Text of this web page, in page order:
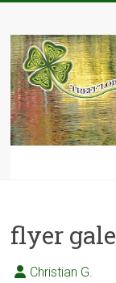
content
flyer
Christian G.